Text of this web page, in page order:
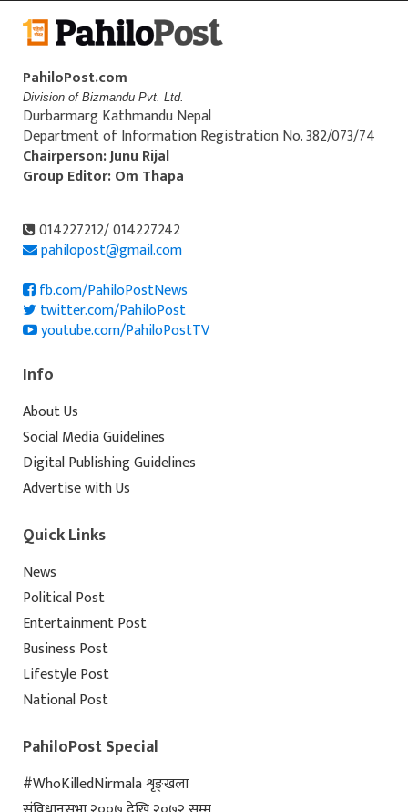
PahiloPost.com
Division of Bizmandu Pvt. Ltd.
Durbarmarg Kathmandu Nepal
Department of Information Registration No. 382/073/74
Chairperson: Junu Rijal
Group Editor: Om Thapa
014227212/ 014227242
pahilopost@gmail.com
fb.com/PahiloPostNews
twitter.com/PahiloPost
youtube.com/PahiloPostTV
Info
About Us
Social Media Guidelines
Digital Publishing Guidelines
Advertise with Us
Quick Links
News
Political Post
Entertainment Post
Business Post
Lifestyle Post
National Post
PahiloPost Special
#WhoKilledNirmala शृङ्खला